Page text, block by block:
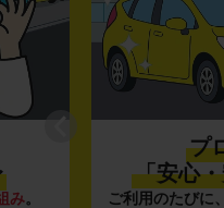
み。
プ
「安心
ご利用のたびに、